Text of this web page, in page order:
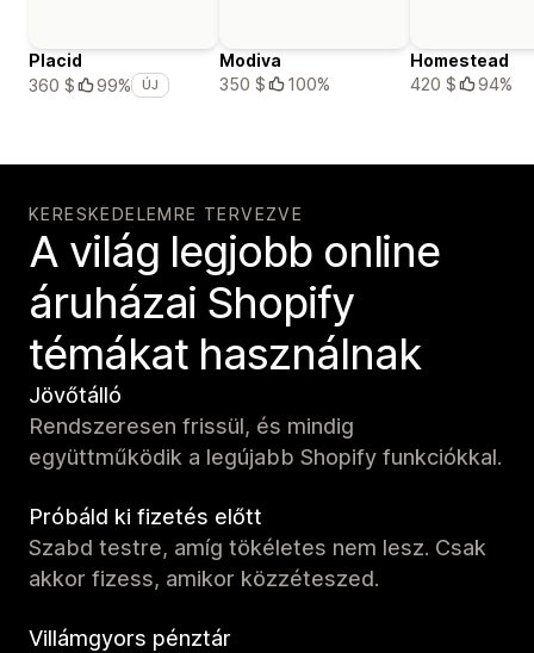
Placid
360 $
99% ÚJ
Modiva
350 $
100%
Homestead
420 $
94%
KERESKEDELEMRE TERVEZVE
A világ legjobb online
áruházai Shopify
témákat használnak
Jövőtálló
Rendszeresen frissül, és mindig
együttműködik a legújabb Shopify funkciókkal.
Próbáld ki fizetés előtt
Szabd testre, amíg tökéletes nem lesz. Csak
akkor fizess, amikor közzéteszed.
Villámgyors pénztár